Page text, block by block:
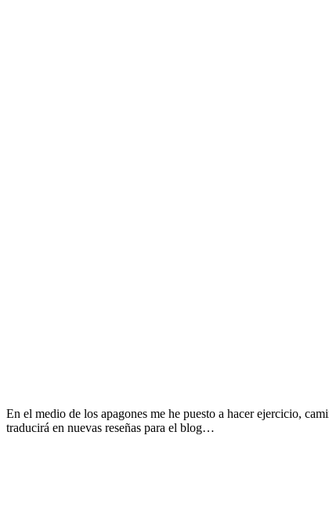
En el medio de los apagones me he puesto a hacer ejercicio,
traducirá en nuevas reseñas para el blog…